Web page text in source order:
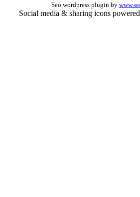
Seo wordpress plugin by
Social media & sharing icons